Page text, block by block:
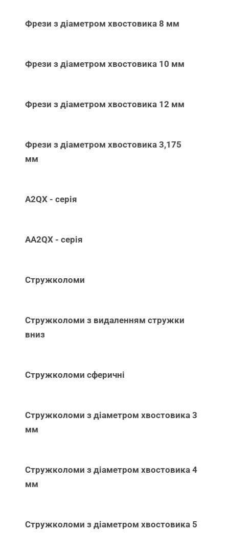
Фрези з діаметром хвостовика 8 мм
Фрези з діаметром хвостовика 10 мм
Фрези з діаметром хвостовика 12 мм
Фрези з діаметром хвостовика 3,175
мм
A2QX - серія
AA2QX - серія
Стружколоми
Стружколоми з видаленням стружки
вниз
Стружколоми сферичні
Стружколоми з діаметром хвостовика 3
мм
Стружколоми з діаметром хвостовика 4
мм
Стружколоми з діаметром хвостовика 5